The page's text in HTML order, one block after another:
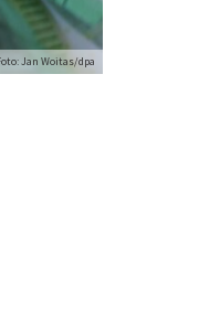
Jan Woitas/dpa